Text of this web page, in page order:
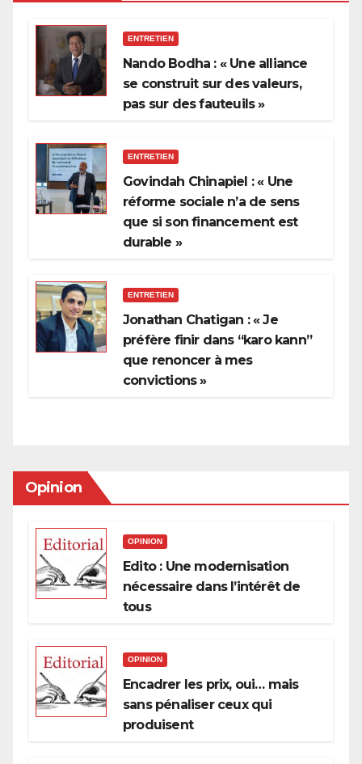
ENTRETIEN
Nando Bodha : « Une alliance
se construit sur des valeurs,
pas sur des fauteuils »
ENTRETIEN
Govindah Chinapiel : « Une
réforme sociale n’a de sens
que si son financement est
durable »
ENTRETIEN
Jonathan Chatigan : « Je
préfère finir dans “karo kann”
que renoncer à mes
convictions »
Opinion
OPINION
Edito : Une modernisation
nécessaire dans l’intérêt de
tous
OPINION
Encadrer les prix, oui… mais
sans pénaliser ceux qui
produisent